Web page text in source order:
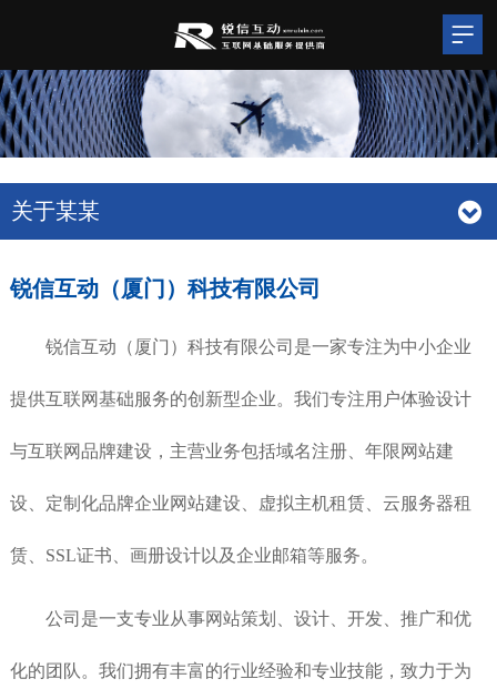
关于某某
锐信互动（厦门）科技有限公司
锐信互动（厦门）科技有限公司是一家专注为中小企业
提供互联网基础服务的创新型企业。我们专注用户体验设计
与互联网品牌建设，主营业务包括域名注册、年限网站建
设、定制化品牌企业网站建设、虚拟主机租赁、云服务器租
赁、SSL证书、画册设计以及企业邮箱等服务。
公司是一支专业从事网站策划、设计、开发、推广和优
化的团队。我们拥有丰富的行业经验和专业技能，致力于为